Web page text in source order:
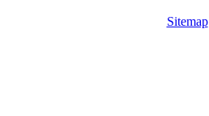
Sitemap